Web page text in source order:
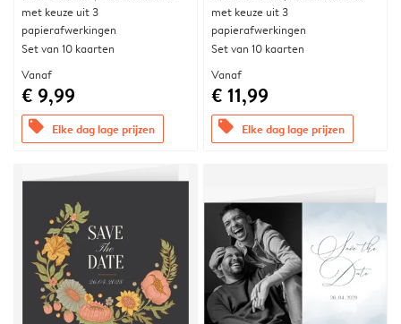
met keuze uit 3
papierafwerkingen
Set van 10 kaarten
Vanaf
€ 9,99
offers Elke dag lage prijzen
met keuze uit 3
papierafwerkingen
Set van 10 kaarten
Vanaf
€ 11,99
offers Elke dag lage prijzen